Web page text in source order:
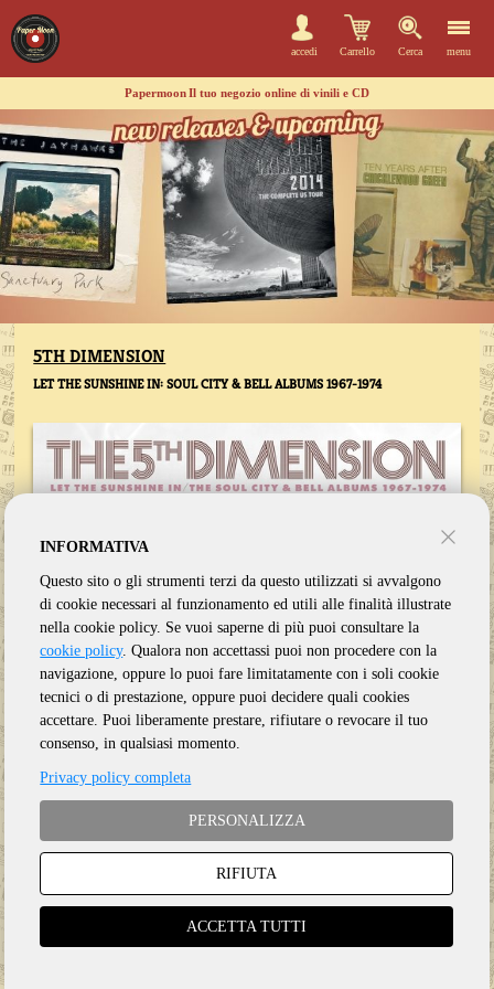
accedi Carrello Cerca menu
PapermoonIl tuo negozio online di vinili e CD
5TH DIMENSION
LET THE SUNSHINE IN: SOUL CITY & BELL ALBUMS 1967-1974
Anno:2026
INFORMATIVA
Questo sito o gli strumenti terzi da questo utilizzati si avvalgono
di cookie necessari al funzionamento ed utili alle finalità illustrate
nella cookie policy. Se vuoi saperne di più puoi consultare la
cookie policy. Qualora non accettassi puoi non procedere con la
navigazione, oppure lo puoi fare limitatamente con i soli cookie
tecnici o di prestazione, oppure puoi decidere quali cookies
accettare. Puoi liberamente prestare, rifiutare o revocare il tuo
consenso, in qualsiasi momento.
Privacy policy completa
PERSONALIZZA
RIFIUTA
ACCETTA TUTTI